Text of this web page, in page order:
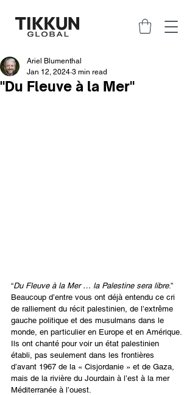
"Du Fleuve à la Mer"
Ariel Blumenthal
Jan 12, 2024 3 min read
“Du Fleuve à la Mer … la Palestine sera libre.”
Beaucoup d’entre vous ont déjà entendu ce cri
de ralliement du récit palestinien, de l’extrême
gauche politique et des musulmans dans le
monde, en particulier en Europe et en Amérique.
Ils ont chanté pour voir un état palestinien
établi, pas seulement dans les frontières
d’avant 1967 de la « Cisjordanie » et de Gaza,
mais de la rivière du Jourdain à l’est à la mer
Méditerranée à l’ouest.